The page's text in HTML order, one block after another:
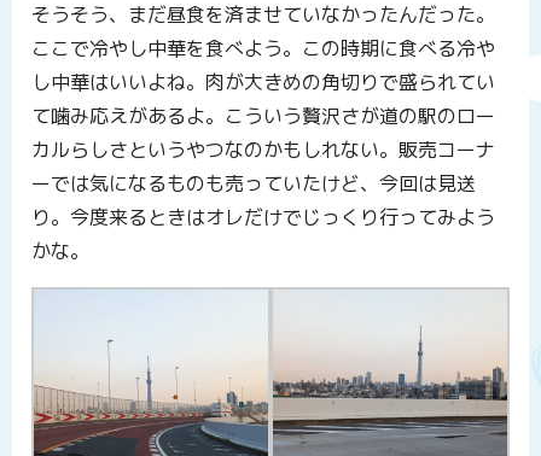
そうそう、まだ昼食を済ませていなかったんだった。
ここで冷やし中華を食べよう。この時期に食べる冷や
し中華はいいよね。肉が大きめの角切りで盛られてい
て噛み応えがあるよ。こういう贅沢さが道の駅のロー
カルらしさというやつなのかもしれない。販売コーナ
ーでは気になるものも売っていたけど、今回は見送
り。今度来るときはオレだけでじっくり行ってみよう
かな。